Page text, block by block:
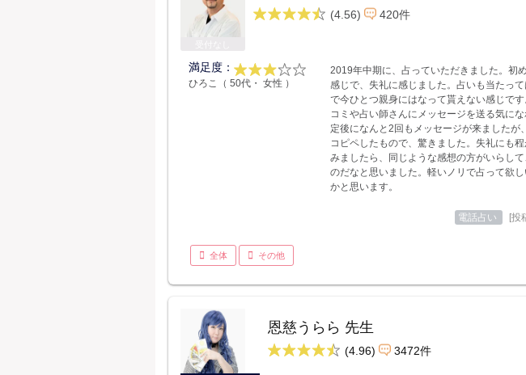
(4.56) 420件
満足度：
ひろこ（ 50代・ 女性 ）
2019年中期に、占っていただきました。初
感じで、失礼に感じました。占いも当たっ
で今ひとつ親身にはなって貰えない感じで
コミや占い師さんにメッセージを送る気に
定後になんと2回もメッセージが来ましたが
コピペしたもので、驚きました。失礼にも
みましたら、同じような感想の方がいらし
のだなと思いました。軽いノリで占って欲
かと思います。
電話占い [投
全体 その他
恩慈うらら 先生
(4.96) 3472件